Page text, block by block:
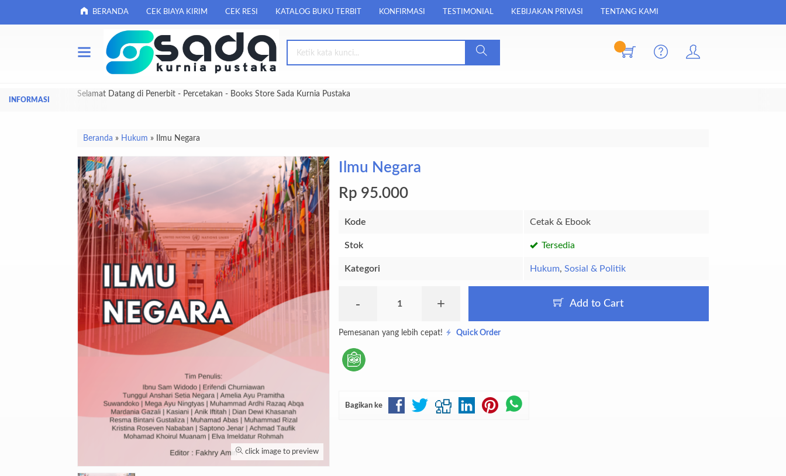
BERANDA CEK BIAYA KIRIM CEK RESI KATALOG BUKU TERBIT KONFIRMASI TESTIMONIAL KEBIJAKAN PRIVASI TENTANG KAMI
Selamat Datang di Penerbit - Percetakan - Books Store Sada Kurnia Pustaka
Beranda » Hukum » Ilmu Negara
click image to preview
Ilmu Negara
Rp 95.000
Kode Cetak & Ebook
Stok Tersedia
Kategori Hukum, Sosial & Politik
- + Add to Cart
Pemesanan yang lebih cepat! Quick Order
Bagikan ke